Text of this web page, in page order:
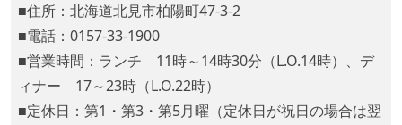
■住所：北海道北見市柏陽町47-3-2
■電話：0157-33-1900
■営業時間：ランチ 11時～14時30分（L.O.14時）、デ
ィナー 17～23時（L.O.22時）
■定休日：第1・第3・第5月曜（定休日が祝日の場合は翌